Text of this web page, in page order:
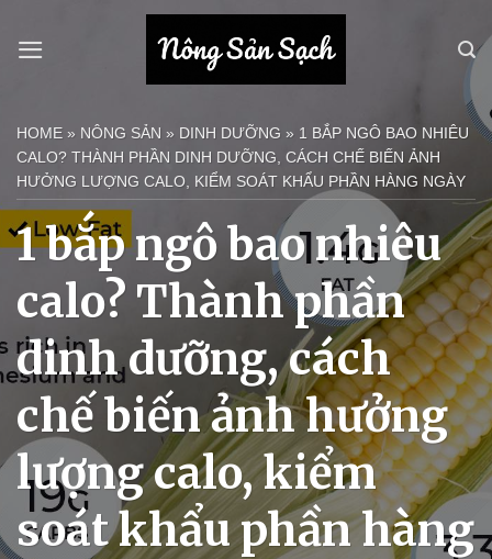
qua
HOME » NÔNG SẢN » DINH DƯỠNG » 1 BẮP NGÔ BAO NHIÊU
CALO? THÀNH PHẦN DINH DƯỠNG, CÁCH CHẾ BIẾN ẢNH
HƯỞNG LƯỢNG CALO, KIỂM SOÁT KHẨU PHẦN HÀNG NGÀY
1 bắp ngô bao nhiêu
calo? Thành phần
dinh dưỡng, cách
chế biến ảnh hưởng
lượng calo, kiểm
soát khẩu phần hàng